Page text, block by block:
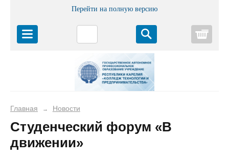
Перейти на полную версию
Главная → Новости
Студенческий форум «В
движении»